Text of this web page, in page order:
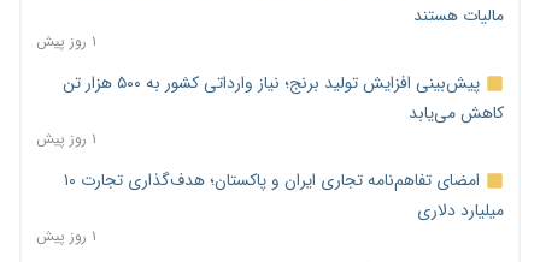
مالیات هستند
۱ روز پیش
پیش‌بینی افزایش تولید برنج؛ نیاز وارداتی کشور به ۵۰۰ هزار تن
کاهش می‌یابد
۱ روز پیش
امضای تفاهم‌نامه تجاری ایران و پاکستان؛ هدف‌گذاری تجارت ۱۰
میلیارد دلاری
۱ روز پیش